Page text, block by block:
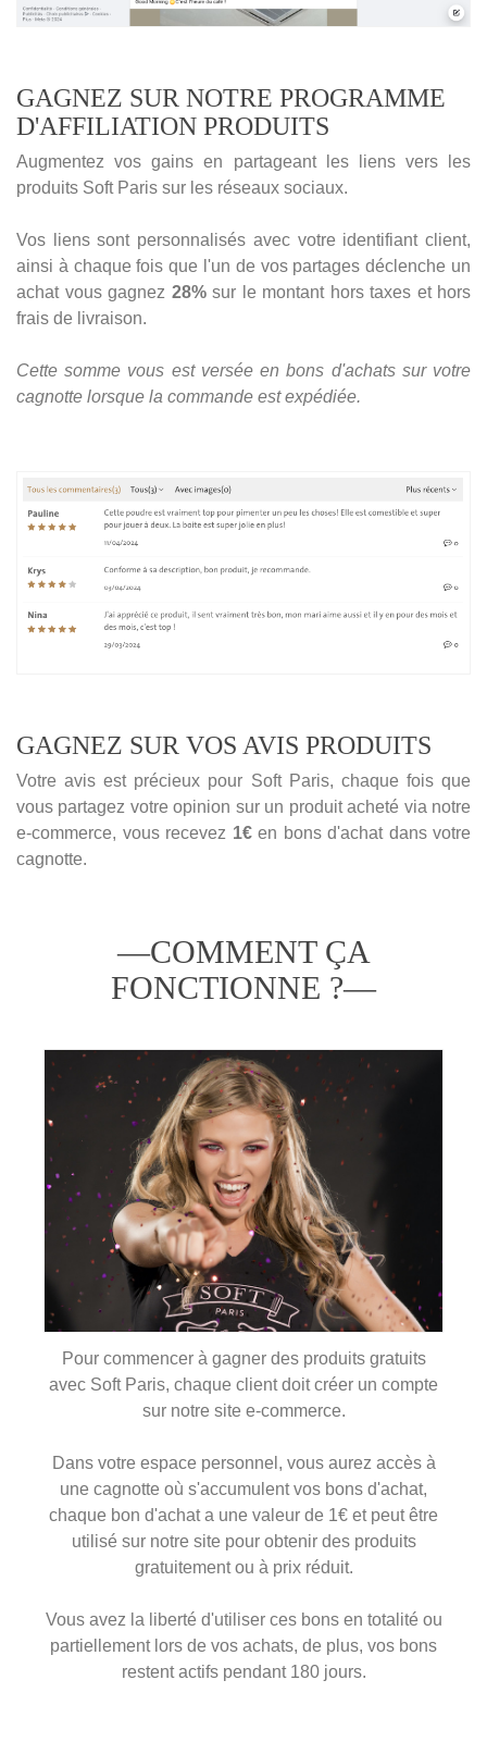
GAGNEZ SUR NOTRE PROGRAMME
D'AFFILIATION PRODUITS
Augmentez vos gains en partageant les liens vers les
produits Soft Paris sur les réseaux sociaux.
Vos liens sont personnalisés avec votre identifiant client,
ainsi à chaque fois que l'un de vos partages déclenche un
achat vous gagnez 28%sur le montant hors taxes et hors
frais de livraison.
Cette somme vous est versée en bons d'achats sur votre
cagnotte lorsque la commande est expédiée.
GAGNEZ SUR VOS AVIS PRODUITS
Votre avis est précieux pour Soft Paris, chaque fois que
vous partagez votre opinion sur un produit acheté via notre
e-commerce, vous recevez 1€en bons d'achat dans votre
cagnotte.
—COMMENT ÇA
FONCTIONNE ?—
Pour commencer à gagner des produits gratuits
avec Soft Paris, chaque client doit créer un compte
sur notre site e-commerce.
Dans votre espace personnel, vous aurez accès à
une cagnotte où s'accumulent vos bons d'achat,
chaque bon d'achat a une valeur de 1€ et peut être
utilisé sur notre site pour obtenir des produits
gratuitement ou à prix réduit.
Vous avez la liberté d'utiliser ces bons en totalité ou
partiellement lors de vos achats, de plus, vos bons
restent actifs pendant 180 jours.